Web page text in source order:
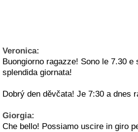
Veronica:
Buongiorno ragazze! Sono le 7.30 e
splendida giornata!
Dobrý den děvčata! Je 7:30 a dnes
Giorgia:
Che bello! Possiamo uscire in giro